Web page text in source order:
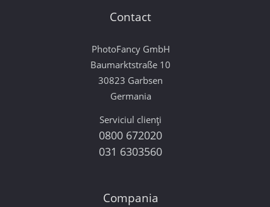
Contact
PhotoFancy GmbH
Baumarktstraße 10
30823 Garbsen
Germania
Serviciul clienți
0800 672020
031 6303560
Compania